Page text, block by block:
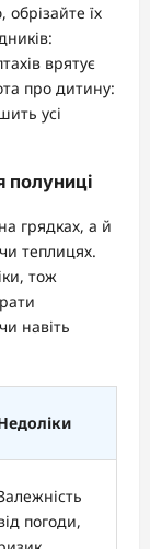
їх
врятує
про дитину:
усі
полуниці
грядках, а й
теплицях.
тож
навіть
погоди,